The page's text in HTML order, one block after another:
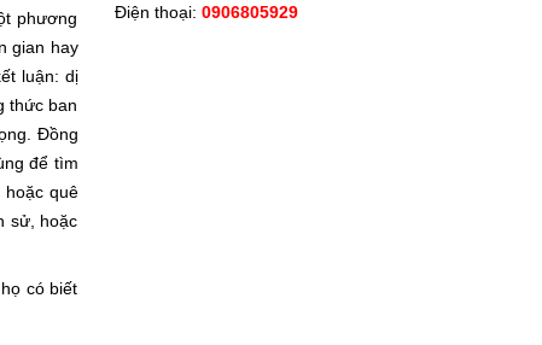
phương
gian hay
luận: dị
thức ban
Đồng
để tìm
quê
sử, hoặc
có biết
Điện thoại: 0906805929